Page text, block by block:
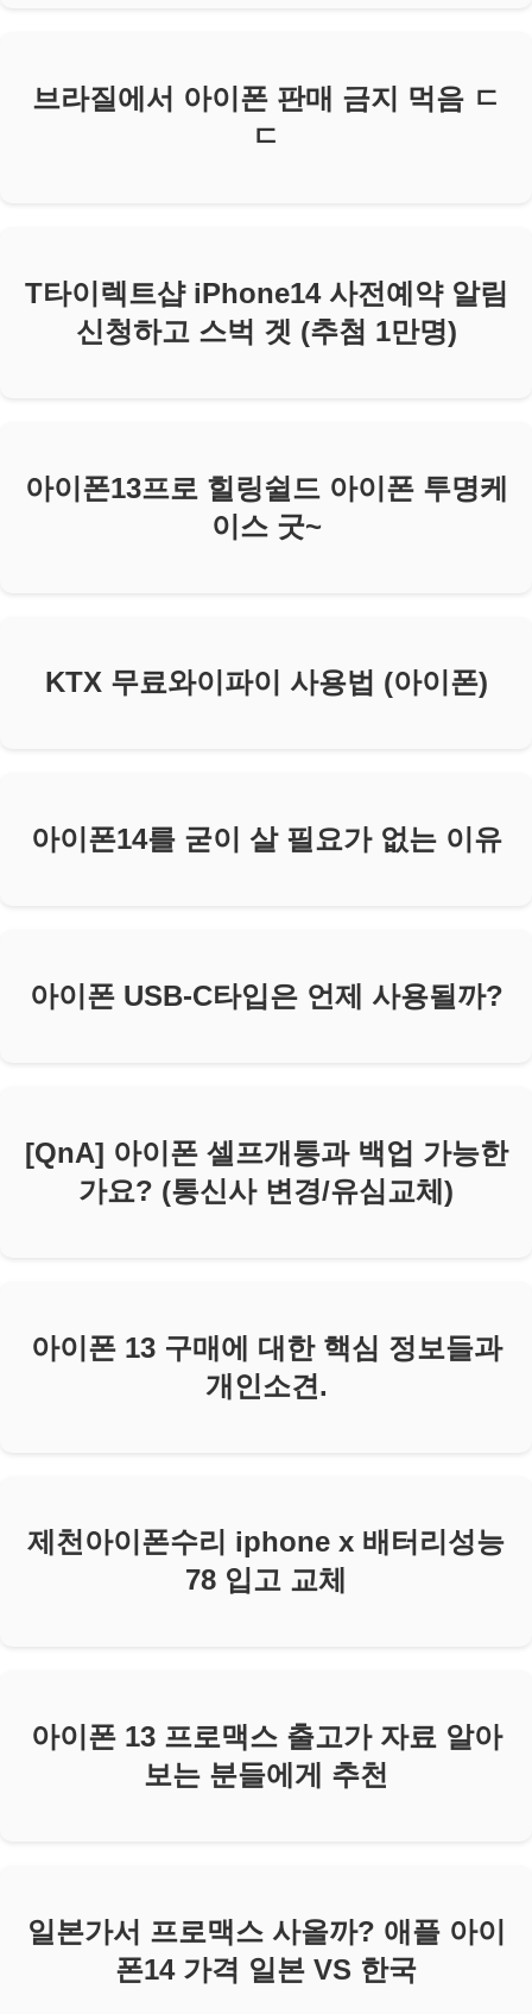
브라질에서 아이폰 판매 금지 먹음 ㄷ
ㄷ
T타이렉트샵 iPhone14 사전예약 알림
신청하고 스벅 겟 (추첨 1만명)
아이폰13프로 힐링쉴드 아이폰 투명케
이스 굿~
KTX 무료와이파이 사용법 (아이폰)
아이폰14를 굳이 살 필요가 없는 이유
아이폰 USB-C타입은 언제 사용될까?
[QnA] 아이폰 셀프개통과 백업 가능한
가요? (통신사 변경/유심교체)
아이폰 13 구매에 대한 핵심 정보들과
개인소견.
제천아이폰수리 iphone x 배터리성능
78 입고 교체
아이폰 13 프로맥스 출고가 자료 알아
보는 분들에게 추천
일본가서 프로맥스 사올까? 애플 아이
폰14 가격 일본 VS 한국